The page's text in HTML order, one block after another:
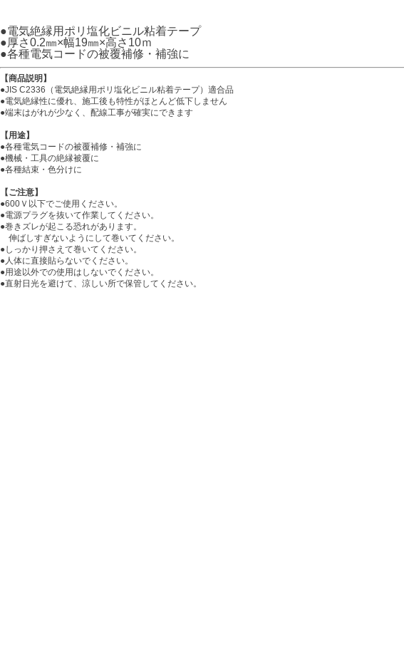
●電気絶縁用ポリ塩化ビニル粘着テープ
●厚さ0.2㎜×幅19㎜×高さ10ｍ
●各種電気コードの被覆補修・補強に
【商品説明】
●JIS C2336（電気絶縁用ポリ塩化ビニル粘着テープ）適合品
●電気絶縁性に優れ、施工後も特性がほとんど低下しません
●端末はがれが少なく、配線工事が確実にできます
【用途】
●各種電気コードの被覆補修・補強に
●機械・工具の絶縁被覆に
●各種結束・色分けに
【ご注意】
●600Ｖ以下でご使用ください。
●電源プラグを抜いて作業してください。
●巻きズレが起こる恐れがあります。
伸ばしすぎないようにして巻いてください。
●しっかり押さえて巻いてください。
●人体に直接貼らないでください。
●用途以外での使用はしないでください。
●直射日光を避けて、涼しい所で保管してください。